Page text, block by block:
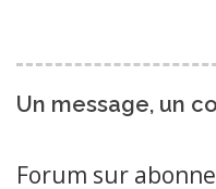
Un message, un
Forum sur